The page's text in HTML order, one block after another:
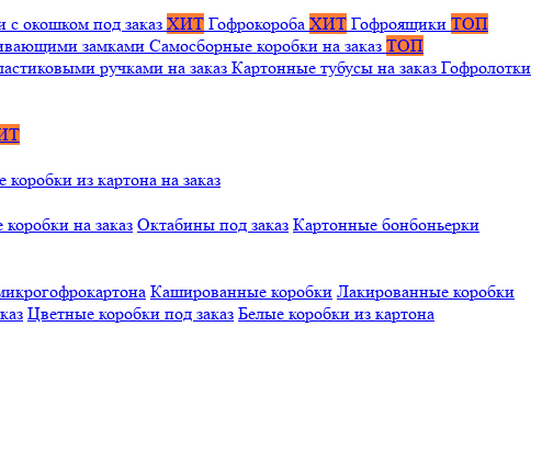
с окошком под заказ ХИТ Гофрокороба ХИТ Гофроящики ТОП
замками Самосборные коробки на заказ ТОП
ручками на заказ Картонные тубусы на заказ Гофролотки
из картона на заказ
на заказ Октабины под заказ Картонные бонбоньерки
Кашированные коробки Лакированные коробки
Цветные коробки под заказ Белые коробки из картона